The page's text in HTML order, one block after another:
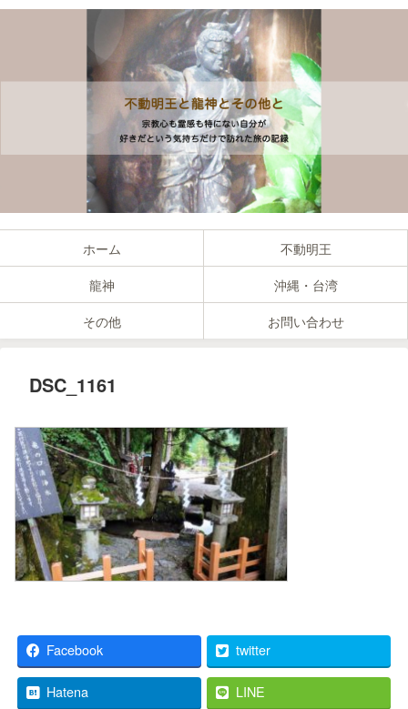
ホーム
不動明王
龍神
沖縄・台湾
その他
お問い合わせ
DSC_1161
Facebook twitter
Hatena LINE